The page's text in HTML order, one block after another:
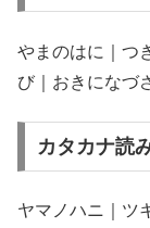
やまのはに｜つ
び｜おきになづ
カタカナ読
ヤマノハニ｜ツ